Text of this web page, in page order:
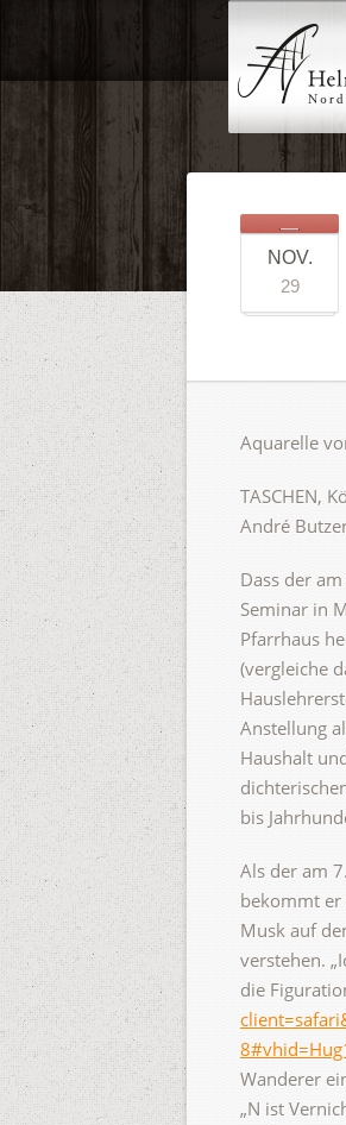
NOV.
29
Aquarelle
TASCHEN,
André
Dass der
Seminar in
Pfarrhaus
(vergleiche
Anstellung
Haushalt
bis
Als der am
bekommt er
Musk auf
verstehen.
die
Wanderer
„N ist